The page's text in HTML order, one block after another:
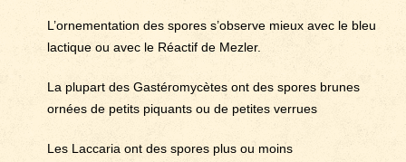
L’ornementation des spores s’observe mieux avec le bleu
lactique ou avec le Réactif de Mezler.
La plupart des Gastéromycètes ont des spores brunes
ornées de petits piquants ou de petites verrues
Les Laccaria ont des spores plus ou moins